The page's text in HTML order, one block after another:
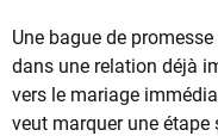
Une bague de
dans une relation déjà
vers le mariage
veut marquer une étape